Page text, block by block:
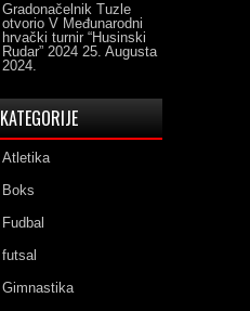
Gradonačelnik Tuzle
otvorio V Međunarodni
hrvački turnir “Husinski
Rudar” 2024 25. Augusta
2024.
KATEGORIJE
Atletika
Boks
Fudbal
futsal
Gimnastika